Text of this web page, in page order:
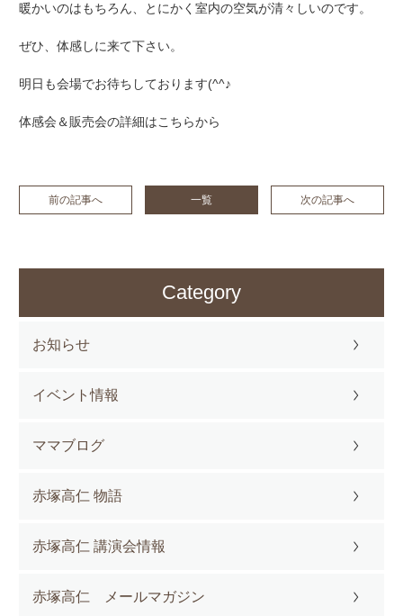
暖かいのはもちろん、とにかく室内の空気が清々しいのです。
ぜひ、体感しに来て下さい。
明日も会場でお待ちしております(^^♪
体感会＆販売会の詳細はこちらから
前の記事へ 一覧 次の記事へ
Category
お知らせ
イベント情報
ママブログ
赤塚高仁 物語
赤塚高仁 講演会情報
赤塚高仁 メールマガジン